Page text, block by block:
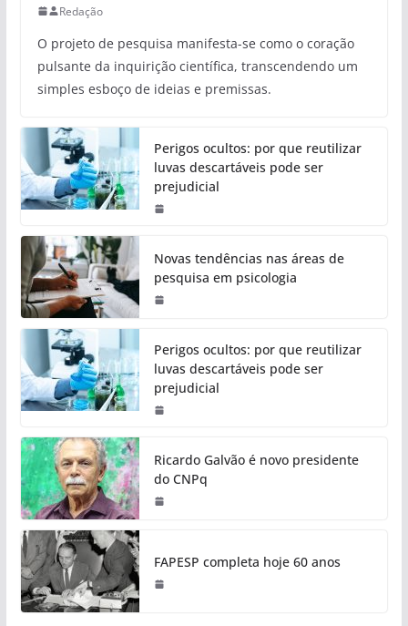
Redação
O projeto de pesquisa manifesta-se como o coração
pulsante da inquirição científica, transcendendo um
simples esboço de ideias e premissas.
Perigos ocultos: por que reutilizar
luvas descartáveis pode ser
prejudicial
Novas tendências nas áreas de
pesquisa em psicologia
Perigos ocultos: por que reutilizar
luvas descartáveis pode ser
prejudicial
Ricardo Galvão é novo presidente
do CNPq
FAPESP completa hoje 60 anos